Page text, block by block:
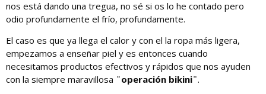
nos está dando una tregua, no sé si os lo he contado pero
odio profundamente el frío, profundamente.
El caso es que ya llega el calor y con el la ropa más ligera,
empezamos a enseñar piel y es entonces cuando
necesitamos productos efectivos y rápidos que nos ayuden
con la siempre maravillosa ¨operación bikini¨.